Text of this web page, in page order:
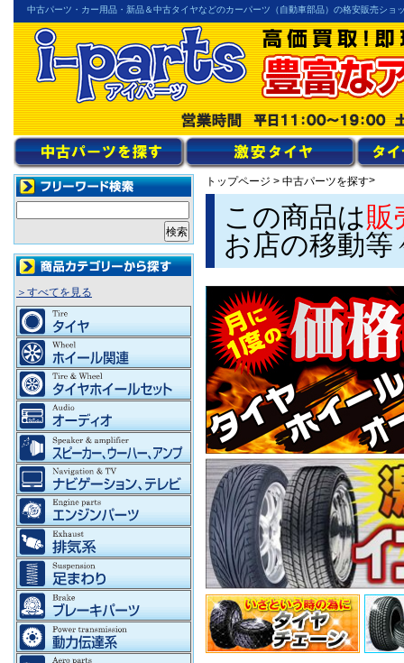
中古パーツ・カー用品・新品＆中古タイヤなどのカーパーツ（自動車部品）の格安販売ショ
トップページ > 中古パーツを探す>
この商品は販
お店の移動
＞すべてを見る